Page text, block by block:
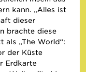
kann. „Alles ist
dieser
brachte diese
als „The World“:
der Küste
Erdkarte